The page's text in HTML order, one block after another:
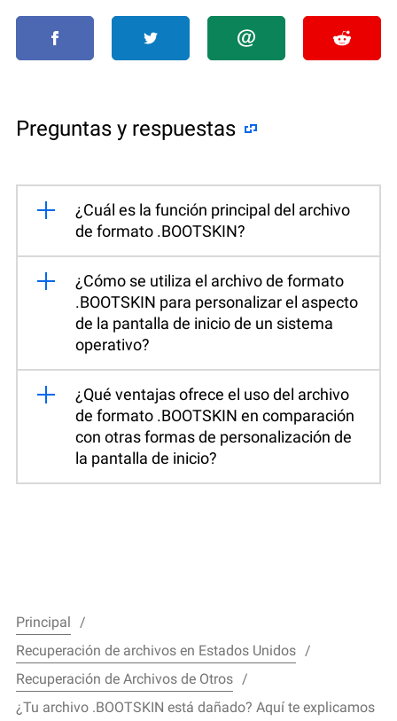
Preguntas y respuestas
¿Cuál es la función principal del archivo
de formato .BOOTSKIN?
¿Cómo se utiliza el archivo de formato
.BOOTSKIN para personalizar el aspecto
de la pantalla de inicio de un sistema
operativo?
¿Qué ventajas ofrece el uso del archivo
de formato .BOOTSKIN en comparación
con otras formas de personalización de
la pantalla de inicio?
Principal
Recuperación de archivos en Estados Unidos
Recuperación de Archivos de Otros
¿Tu archivo .BOOTSKIN está dañado? Aquí te explicamos